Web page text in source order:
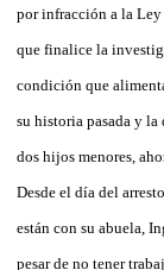
por infracción a la Ley
que finalice la
condición que
su historia pasada y la
dos hijos menores,
Desde el día del
están con su abuela,
pesar de no tener